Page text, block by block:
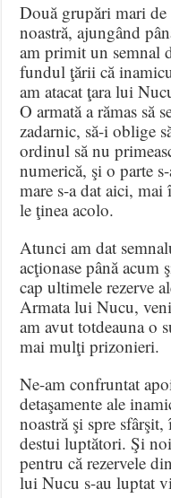
Două grupări mari
noastră, ajungând
am primit un semnal
fundul ţării că
am atacat ţara lui
O armată a rămas să
zadarnic, să-i oblige
ordinul să nu
numerică, şi o parte
mare s-a dat aici, mai
le ţinea acolo.
Atunci am dat
acţionase până acum
cap ultimele rezerve
Armata lui Nucu,
am avut totdeauna o
mai mulţi prizonieri.
Ne-am confruntat
detaşamente ale
noastră şi spre
destui luptători. Şi
pentru că rezervele
lui Nucu s-au luptat